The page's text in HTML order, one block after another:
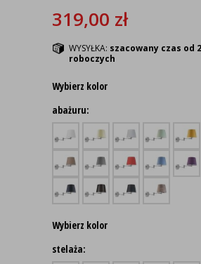
319,00 zł
WYSYŁKA: szacowany czas od
roboczych
Wybierz kolor
abażuru:
Wybierz kolor
stelaża: